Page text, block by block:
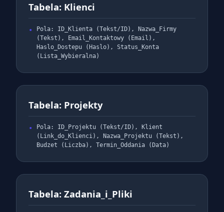
Tabela: Klienci
Pola: ID_Klienta (Tekst/ID), Nazwa_Firmy
(Tekst), Email_Kontaktowy (Email),
Haslo_Dostepu (Haslo), Status_Konta
(Lista_Wybieralna)
Tabela: Projekty
Pola: ID_Projektu (Tekst/ID), Klient
(Link_do_Klienci), Nazwa_Projektu (Tekst),
Budzet (Liczba), Termin_Oddania (Data)
Tabela: Zadania_i_Pliki